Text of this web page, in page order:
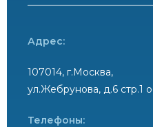
Адрес:
107014, г.Москва,
ул.Жебрунова, д.6 стр.1
Телефоны: